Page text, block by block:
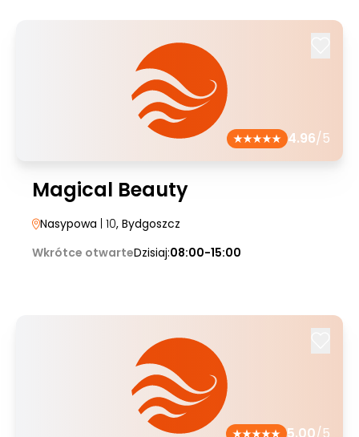
4.96/5
Magical Beauty
Nasypowa | 10, Bydgoszcz
Wkrótce otwarteDzisiaj:08:00-15:00